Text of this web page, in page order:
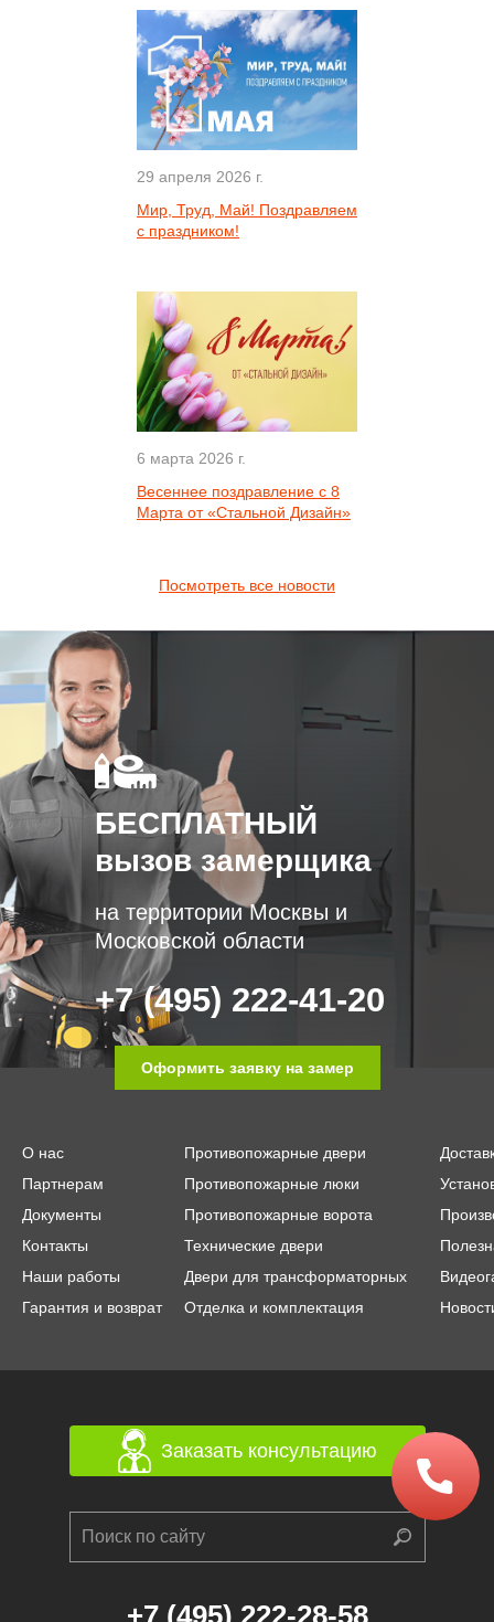
29 апреля 2026 г.
Мир, Труд, Май! Поздравляем
с праздником!
6 марта 2026 г.
Весеннее поздравление с 8
Марта от «Стальной Дизайн»
Посмотреть все новости
БЕСПЛАТНЫЙ
вызов замерщика
на территории Москвы и
Московской области
+7 (495) 222-41-20
Оформить заявку на замер
О нас
Партнерам
Документы
Контакты
Наши работы
Гарантия и возврат
Противопожарные двери
Противопожарные люки
Противопожарные ворота
Технические двери
Двери для трансформаторных
Отделка и комплектация
Заказать консультацию
+7 (495) 222-28-58